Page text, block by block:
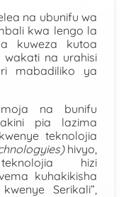
na ubunifu wa
kwa lengo la
kuweza kutoa
na urahisi
mabadiliko ya
na bunifu
pia lazima
teknolojia
ies)hivyo,
hizi
kuhakikisha
Serikali”,